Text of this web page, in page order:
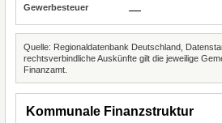
—
Quelle: Regionaldatenbank Deutschland,
rechtsverbindliche Auskünfte gilt die jeweilige
Finanzamt.
Kommunale Finanzstruktur